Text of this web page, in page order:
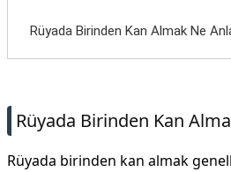
Rüyada Birinden Kan Almak Ne
Rüyada Birinden Kan
Rüyada birinden kan almak